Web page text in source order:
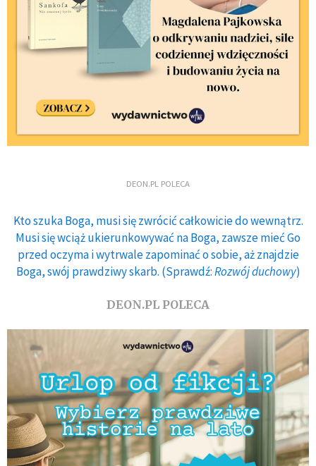
DEON.PL POLECA
Kto szuka Boga, musi się zwrócić całkowicie do wewnątrz.
Musi się wciąż ukierunkowywać na Boga, zawsze mieć Go
przed oczyma i wytrwale zapominać o sobie, aż znajdzie
Boga, swój prawdziwy skarb. (Sprawdź:Rozwój duchowy)
DEON.PL POLECA